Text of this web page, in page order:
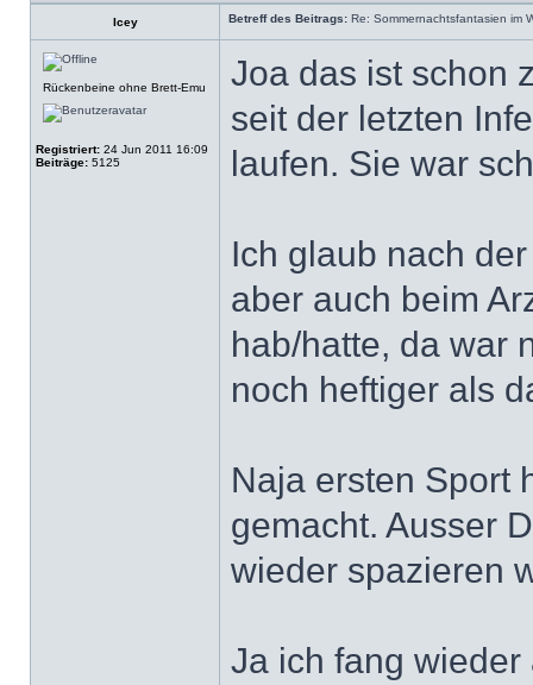
Icey Betreff des Beitrags: Re: Sommernachtsfantasien im
Rückenbeine ohne Brett-Emu
Registriert: 24 Jun 2011 16:09
Beiträge: 5125
Joa das ist schon
seit der letzten
laufen. Sie war
Ich glaub nach
aber auch beim
hab/hatte, da war
noch heftiger als
Naja ersten Sport
gemacht. Ausser
wieder spazieren
Ja ich fang